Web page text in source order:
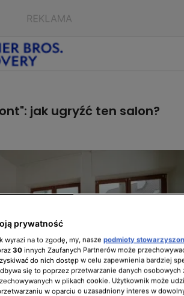
jak ugryźć ten salon?
prywatność
wyrazi na to zgodę, my, nasze podmioty
30 innych Zaufanych Partnerów może
do nich dostęp w celu zapewnienia bardziej
się to poprzez przetwarzanie danych osobowych
w plikach cookie. Użytkownik może
w oparciu o uzasadniony interes w